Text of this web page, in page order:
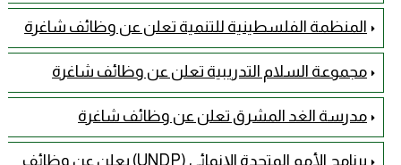
المنظمة الفلسطينية للتنمية تعلن عن وظائف شاغرة
مجموعة السلام التدريبية تعلن عن وظائف شاغرة
مدرسة الغد المشرق تعلن عن وظائف شاغرة
برنامج الأمم المتحدة الإنمائي (UNDP) يعلن عن وظائف